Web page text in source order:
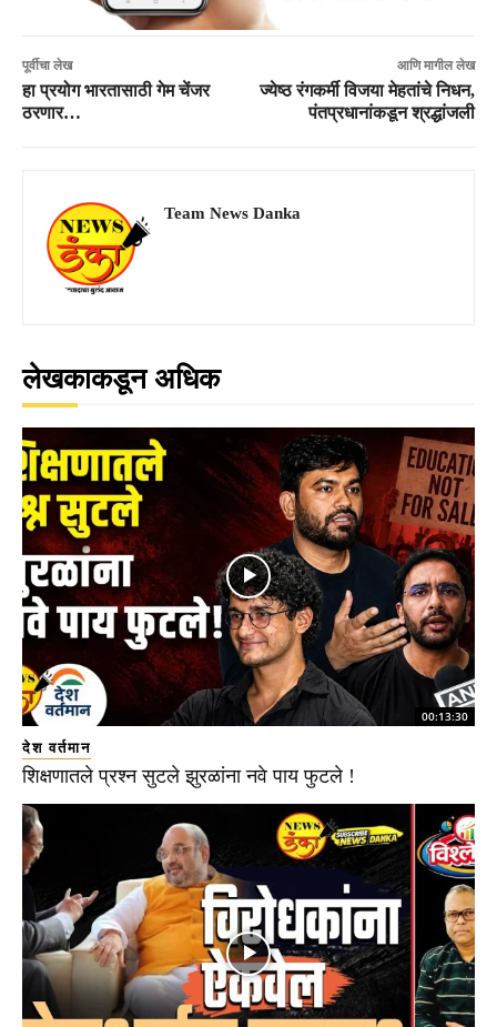
पूर्वीचा लेख
हा प्रयोग भारतासाठी गेम चेंजर
ठरणार…
आणि मागील लेख
ज्येष्ठ रंगकर्मी विजया मेहतांचे निधन,
पंतप्रधानांकडून श्रद्धांजली
Team News Danka
लेखकाकडून अधिक
00:13:30
देश वर्तमान
शिक्षणातले प्रश्न सुटले झुरळांना नवे पाय फुटले !